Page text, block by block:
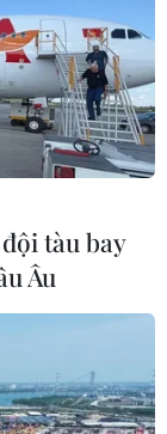
của Việt Nam
lực phản
về kinh tế,
tàu bay
Âu